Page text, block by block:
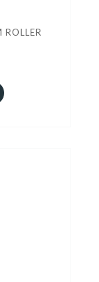
ROLLER